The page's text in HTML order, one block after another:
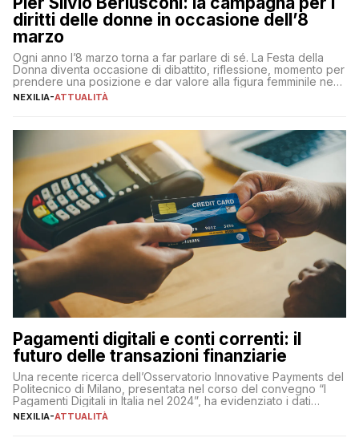
diritti delle donne in occasione dell’8
marzo
Ogni anno l’8 marzo torna a far parlare di sé. La Festa della
Donna diventa occasione di dibattito, riflessione, momento per
prendere una posizione e dar valore alla figura femminile nella
sua complessità e crucialità. A lanciare un messaggio “forte e
NEXILIA-ATTUALITÀ
Pagamenti digitali e conti correnti: il
futuro delle transazioni finanziarie
Una recente ricerca dell’Osservatorio Innovative Payments del
Politecnico di Milano, presentata nel corso del convegno “I
Pagamenti Digitali in Italia nel 2024”, ha evidenziato i dati
definitivi del primo semestre 2024 relativamente alle
NEXILIA-ATTUALITÀ